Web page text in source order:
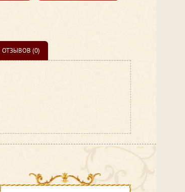
ОТЗЫВОВ (0)